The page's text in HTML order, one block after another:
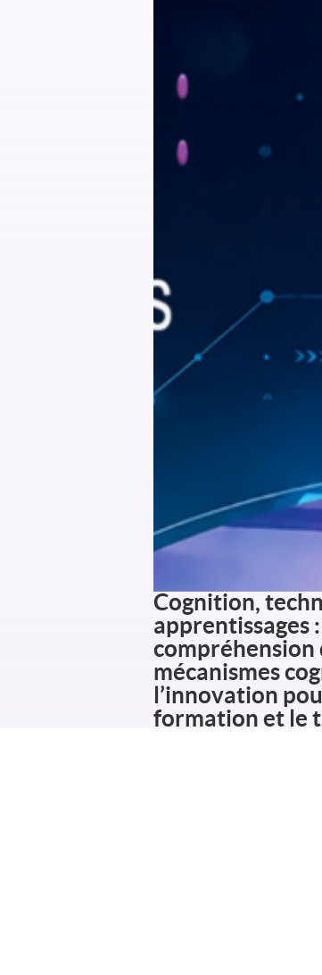
Cognition,
apprentissages
compréhension
mécanismes
l’innovation
formation et le